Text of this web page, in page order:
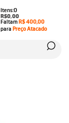
0
R$0,00
FaltamR$ 400,00
paraPreço Atacado